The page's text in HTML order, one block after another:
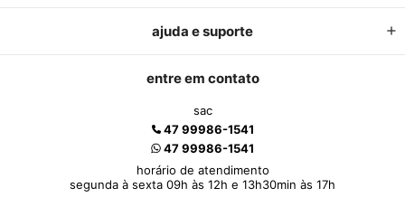
ajuda e suporte
entre em contato
sac
47 99986-1541
47 99986-1541
horário de atendimento
segunda à sexta 09h às 12h e 13h30min às 17h